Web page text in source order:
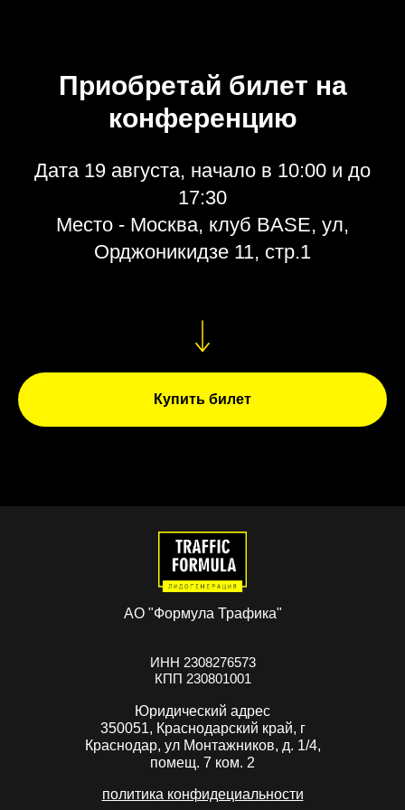
Приобретай билет на
конференцию
Дата 19 августа, начало в 10:00 и до
17:30
Место - Москва, клуб BASE, ул,
Орджоникидзе 11, стр.1
Купить билет
АО "Формула Трафика"
ИНН 2308276573
КПП 230801001
политика конфидециальности
Юридический адрес
350051, Краснодарский край, г
Краснодар, ул Монтажников, д. 1/4,
помещ. 7 ком. 2